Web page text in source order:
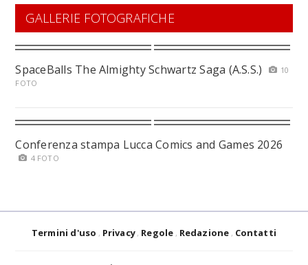
GALLERIE FOTOGRAFICHE
SpaceBalls The Almighty Schwartz Saga (A.S.S.)
10
FOTO
Conferenza stampa Lucca Comics and Games 2026
4 FOTO
Termini d'uso Privacy Regole Redazione Contatti